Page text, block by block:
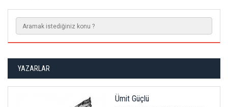
YAZARLAR
Ümit Güçlü